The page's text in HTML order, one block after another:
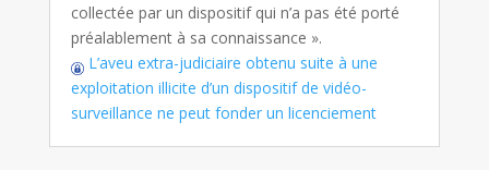
collectée par un dispositif qui n’a pas été porté
préalablement à sa connaissance ».
L’aveu extra-judiciaire obtenu suite à une
exploitation illicite d’un dispositif de vidéo-
surveillance ne peut fonder un licenciement